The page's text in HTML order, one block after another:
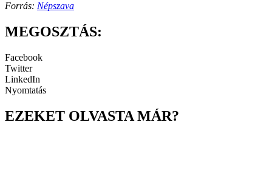
Forrás: Népszava
MEGOSZTÁS:
Facebook
Twitter
LinkedIn
Nyomtatás
EZEKET OLVASTA MÁR?